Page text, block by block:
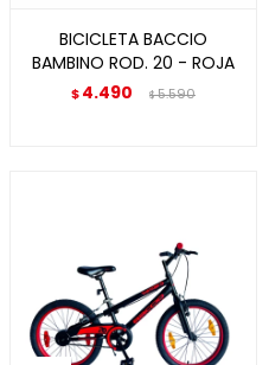
BICICLETA BACCIO
BAMBINO ROD. 20 - ROJA
$4.490 $5.590